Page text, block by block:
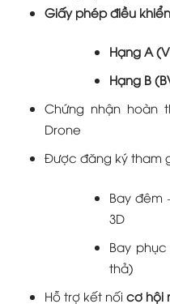
Giấy phép điều
Hạng A
Hạng B
Chứng nhận hoàn
Drone
Được đăng ký tham
Bay đêm
3D
Bay
thả)
Hỗ trợ kết nối cơ hội